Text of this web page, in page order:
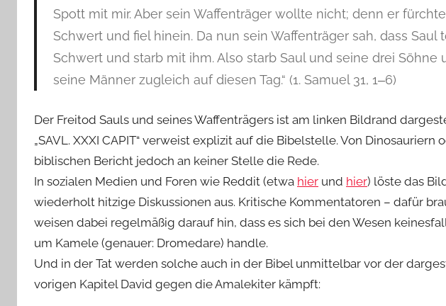
Spott mit mir. Aber sein Waffenträger wollte nicht; denn er
Schwert und fiel hinein. Da nun sein Waffenträger sah, dass Saul
Schwert und starb mit ihm. Also starb Saul und seine drei Söhne
seine Männer zugleich auf diesen Tag.“ (1. Samuel 31, 1‒6)
Der Freitod Sauls und seines Waffenträgers ist am linken Bildrand
„SAVL. XXXI CAPIT“ verweist explizit auf die Bibelstelle. Von
biblischen Bericht jedoch an keiner Stelle die Rede.
In sozialen Medien und Foren wie Reddit (etwa hier und hier) löste das
wiederholt hitzige Diskussionen aus. Kritische Kommentatoren – dafür
weisen dabei regelmäßig darauf hin, dass es sich bei den Wesen
um Kamele (genauer: Dromedare) handle.
Und in der Tat werden solche auch in der Bibel unmittelbar vor der
vorigen Kapitel David gegen die Amalekiter kämpft: